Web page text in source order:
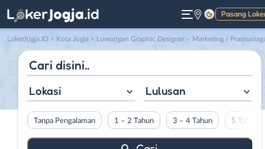
Pasang
Gelap
LokerJogja.ID > Kota Jogja > Lowongan Graphic Designer – Marketing / Pramuniaga di Semar
Lokasi Lulusan
Tanpa Pengalaman 1 – 2 Tahun 3 – 4 Tahun 5 Tahun